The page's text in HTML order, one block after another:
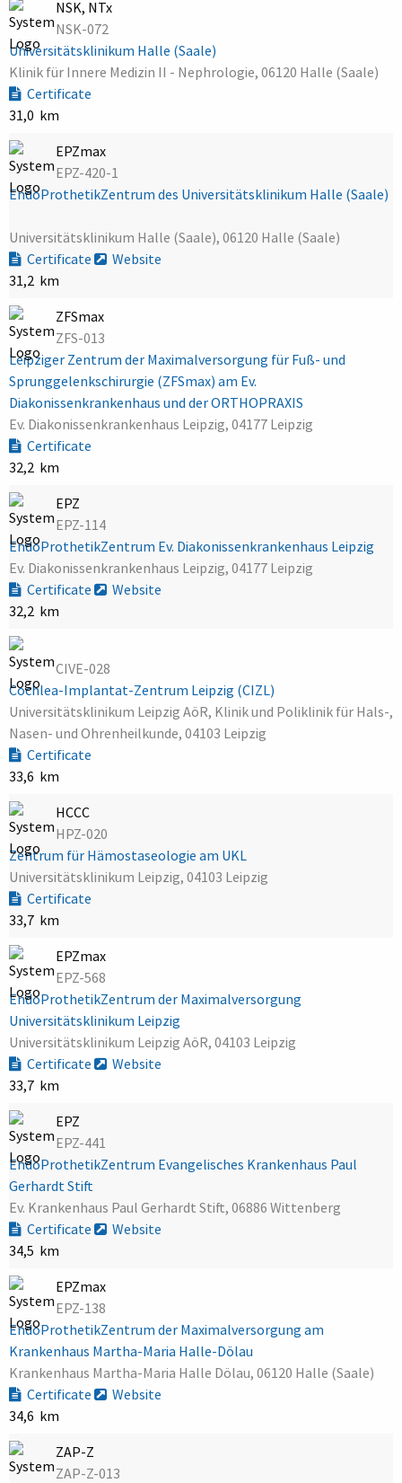
NSK, NTx
NSK-072
Universitätsklinikum Halle (Saale)
Klinik für Innere Medizin II - Nephrologie, 06120 Halle (Saale)
Certificate
31,0 km
EPZmax
EPZ-420-1
EndoProthetikZentrum des Universitätsklinikum Halle (Saale)
Universitätsklinikum Halle (Saale), 06120 Halle (Saale)
Certificate
Website
31,2 km
ZFSmax
ZFS-013
Leipziger Zentrum der Maximalversorgung für Fuß- und
Sprunggelenkschirurgie (ZFSmax) am Ev.
Diakonissenkrankenhaus und der ORTHOPRAXIS
Ev. Diakonissenkrankenhaus Leipzig, 04177 Leipzig
Certificate
32,2 km
EPZ
EPZ-114
EndoProthetikZentrum Ev. Diakonissenkrankenhaus Leipzig
Ev. Diakonissenkrankenhaus Leipzig, 04177 Leipzig
Certificate
Website
32,2 km
CIVE-028
Cochlea-Implantat-Zentrum Leipzig (CIZL)
Universitätsklinikum Leipzig AöR, Klinik und Poliklinik für Hals-,
Nasen- und Ohrenheilkunde, 04103 Leipzig
Certificate
33,6 km
HCCC
HPZ-020
Zentrum für Hämostaseologie am UKL
Universitätsklinikum Leipzig, 04103 Leipzig
Certificate
33,7 km
EPZmax
EPZ-568
EndoProthetikZentrum der Maximalversorgung
Universitätsklinikum Leipzig
Universitätsklinikum Leipzig AöR, 04103 Leipzig
Certificate
Website
33,7 km
EPZ
EPZ-441
EndoProthetikZentrum Evangelisches Krankenhaus Paul
Gerhardt Stift
Ev. Krankenhaus Paul Gerhardt Stift, 06886 Wittenberg
Certificate
Website
34,5 km
EPZmax
EPZ-138
EndoProthetikZentrum der Maximalversorgung am
Krankenhaus Martha-Maria Halle-Dölau
Krankenhaus Martha-Maria Halle Dölau, 06120 Halle (Saale)
Certificate
Website
34,6 km
ZAP-Z
ZAP-Z-013